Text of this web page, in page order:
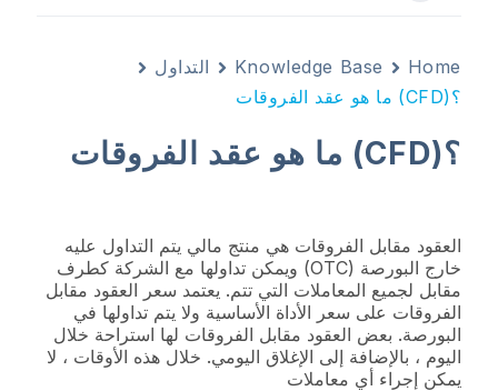
Home
Knowledge Base
التداول
؟(CFD) ما هو عقد الفروقات
؟(CFD) ما هو عقد الفروقات
العقود مقابل الفروقات هي منتج مالي يتم التداول عليه
خارج البورصة (OTC) ويمكن تداولها مع الشركة كطرف
مقابل لجميع المعاملات التي تتم. يعتمد سعر العقود مقابل
الفروقات على سعر الأداة الأساسية ولا يتم تداولها في
البورصة. بعض العقود مقابل الفروقات لها استراحة خلال
اليوم ، بالإضافة إلى الإغلاق اليومي. خلال هذه الأوقات ، لا
يمكن إجراء أي معاملات